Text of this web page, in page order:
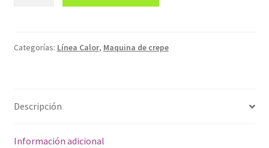
2.R
Categorías: Línea Calor, Maquina de crepe
Descripción
Información adicional